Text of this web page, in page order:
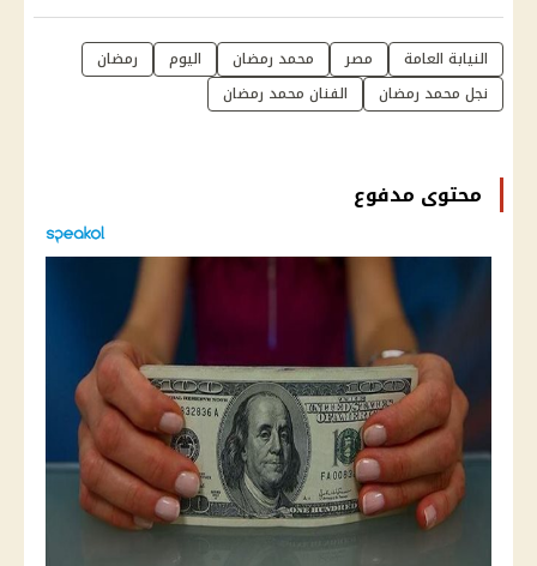
النيابة العامة مصر محمد رمضان اليوم
رمضان
نجل محمد رمضان
الفنان محمد رمضان
محتوى مدفوع